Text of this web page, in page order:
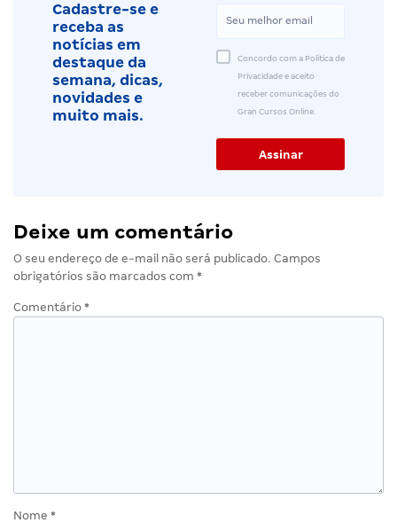
Cadastre-se e
receba as
notícias em
destaque da
semana, dicas,
novidades e
muito mais.
Concordo com a Política de
Privacidade e aceito
receber comunicações do
Gran Cursos Online.
Deixe um comentário
O seu endereço de e-mail não será publicado. Campos
obrigatórios são marcados com *
Comentário *
Nome *